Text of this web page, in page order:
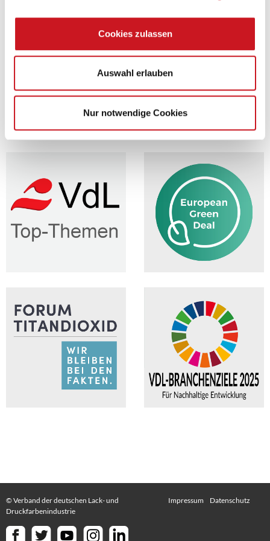
Cookies zulassen
Auswahl erlauben
Nur notwendige Cookies
Korrosivitäten im Zweifel lieber höher einzuschätzen, bestätigt. Ist
besseren ökologischen Fußabdruck.
Mehr zum Thema finden Sie aufwww.Korrosionsschutz-kann-
© Verband der deutschen Lack- und
Druckfarbenindustrie
Impressum Datenschutz